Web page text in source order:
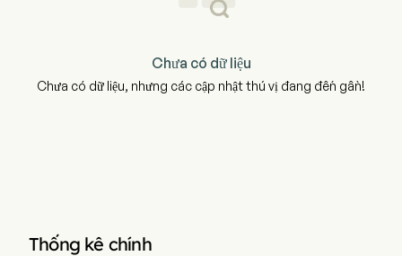
Chưa có dữ liệu
Chưa có dữ liệu, nhưng các cập nhật thú vị đang đến gần!
Thống kê chính